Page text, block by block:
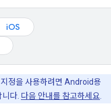
iOS
정을 사용하려면 Android용
다. 다음 안내를 참고하세요